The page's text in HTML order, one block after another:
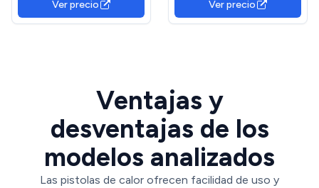
Sobrecalentamiento y
Equipado, para
Ver precio
Temperatura Ajustable 50-
600 ºC, 2 Niveles de
Ver precio
Ventajas y
desventajas de los
modelos analizados
Las pistolas de calor ofrecen facilidad de uso y